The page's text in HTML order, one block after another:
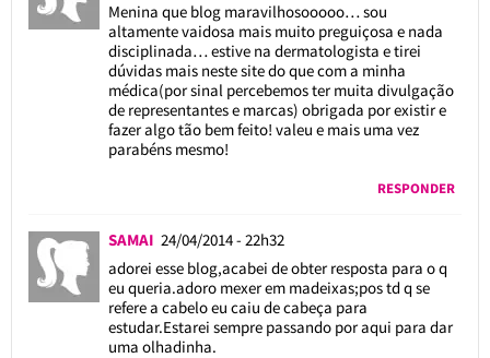
Menina que blog maravilhosooooo… sou
altamente vaidosa mais muito preguiçosa e nada
disciplinada… estive na dermatologista e tirei
dúvidas mais neste site do que com a minha
médica(por sinal percebemos ter muita divulgação
de representantes e marcas) obrigada por existir e
fazer algo tão bem feito! valeu e mais uma vez
parabéns mesmo!
RESPONDER
SAMAI 24/04/2014 - 22h32
adorei esse blog,acabei de obter resposta para o q
eu queria.adoro mexer em madeixas;pos td q se
refere a cabelo eu caiu de cabeça para
estudar.Estarei sempre passando por aqui para dar
uma olhadinha.